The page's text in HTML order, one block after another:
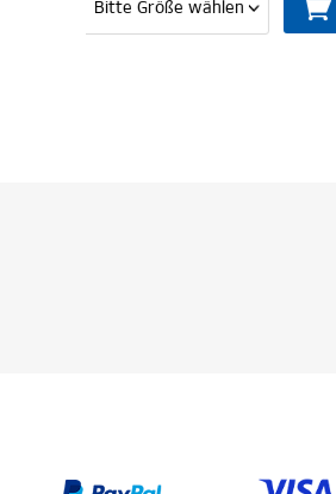
MITGLIED WERDEN